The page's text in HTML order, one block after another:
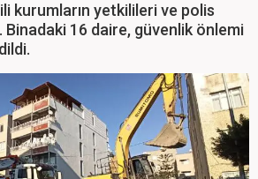
kurumların yetkilileri ve polis
Binadaki 16 daire, güvenlik önlemi